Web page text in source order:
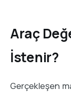
Araç
İstenir?
Gerçekleşen